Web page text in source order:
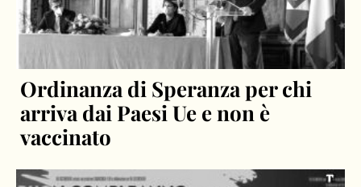
Ordinanza di Speranza per chi
arriva dai Paesi Ue e non è
vaccinato